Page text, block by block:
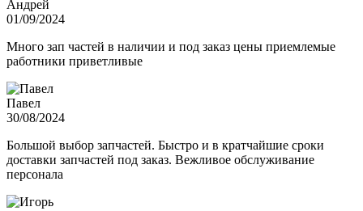
Андрей
01/09/2024
Много зап частей в наличии и под заказ цены приемлемые
работники приветливые
Павел
30/08/2024
Большой выбор запчастей. Быстро и в кратчайшие сроки
доставки запчастей под заказ. Вежливое обслуживание
персонала